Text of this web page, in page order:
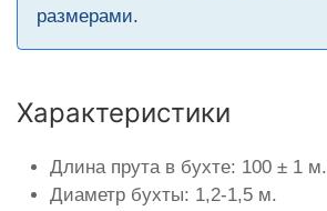
размерами.
Характеристики
Длина прута в бухте: 100 ± 1 м.
Диаметр бухты: 1,2-1,5 м.